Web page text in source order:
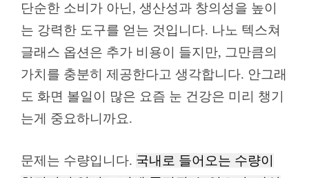
단순한 소비가 아닌, 생산성과 창의성을 높이
는 강력한 도구를 얻는 것입니다. 나노 텍스쳐
글래스 옵션은 추가 비용이 들지만, 그만큼의
가치를 충분히 제공한다고 생각합니다. 안그래
도 화면 볼일이 많은 요즘 눈 건강은 미리 챙기
는게 중요하니까요.
문제는 수량입니다. 국내로 들어오는 수량이